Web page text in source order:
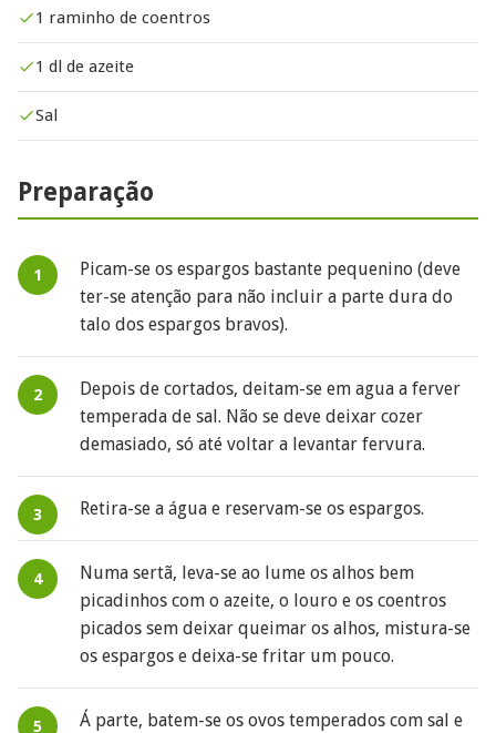
1 raminho de coentros
1 dl de azeite
Sal
Preparação
Picam-se os espargos bastante pequenino (deve
ter-se atenção para não incluir a parte dura do
talo dos espargos bravos).
Depois de cortados, deitam-se em agua a ferver
temperada de sal. Não se deve deixar cozer
demasiado, só até voltar a levantar fervura.
Retira-se a água e reservam-se os espargos.
Numa sertã, leva-se ao lume os alhos bem
picadinhos com o azeite, o louro e os coentros
picados sem deixar queimar os alhos, mistura-se
os espargos e deixa-se fritar um pouco.
Á parte, batem-se os ovos temperados com sal e